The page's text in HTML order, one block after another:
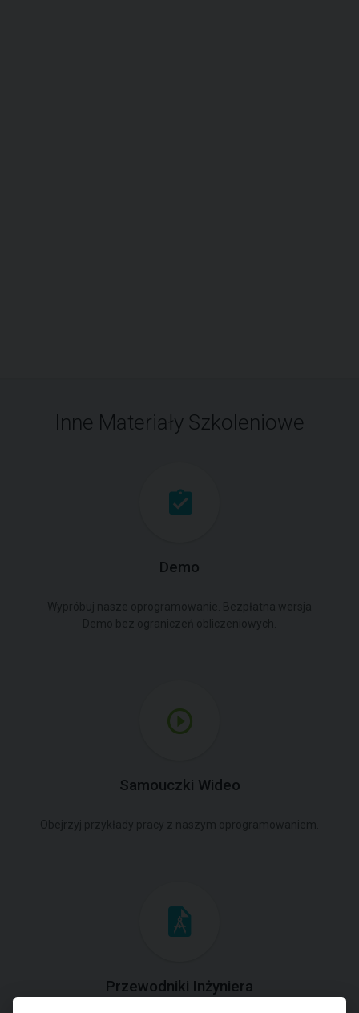
Inne Materiały Szkoleniowe
Demo
Samouczki Wideo
Przewodniki Inżyniera